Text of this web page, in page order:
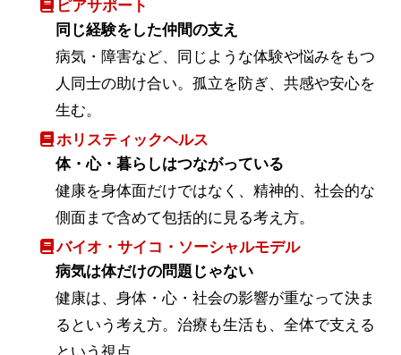
ピアサポート
同じ経験をした仲間の支え
病気・障害など、同じような体験や悩みをもつ
人同士の助け合い。孤立を防ぎ、共感や安心を
生む。
ホリスティックヘルス
体・心・暮らしはつながっている
健康を身体面だけではなく、精神的、社会的な
側面まで含めて包括的に見る考え方。
バイオ・サイコ・ソーシャルモデル
病気は体だけの問題じゃない
健康は、身体・心・社会の影響が重なって決ま
るという考え方。治療も生活も、全体で支える